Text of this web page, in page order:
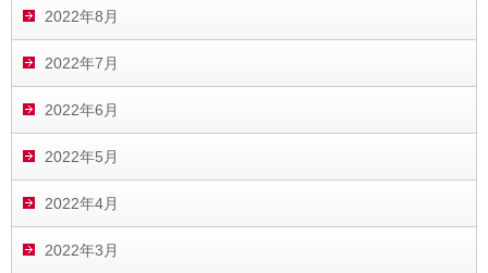
2022年8月
2022年7月
2022年6月
2022年5月
2022年4月
2022年3月